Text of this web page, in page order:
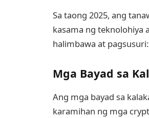
Sa taong 2025, ang
kasama ng teknolohiya
halimbawa at pagsusuri:
Mga Bayad sa
Ang mga bayad sa
karamihan ng mga